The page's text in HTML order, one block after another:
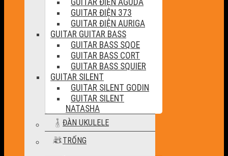
GUITAR ĐIỆN 373
GUITAR ĐIỆN AURIGA
GUITAR GUITAR BASS
GUITAR BASS SQOE
GUITAR BASS CORT
GUITAR BASS SQUIER
GUITAR SILENT
GUITAR SILENT GODIN
GUITAR SILENT
NATASHA
ĐÀN UKULELE
TRỐNG